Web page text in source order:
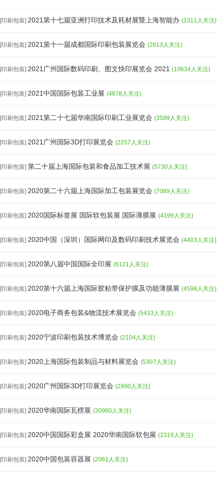
[印刷包装] 2021第十七届亚洲打印技术及耗材展暨上海智能办 (1311人关注)
[印刷包装] 2021第十一届成都国际印刷包装展览会 (2613人关注)
[印刷包装] 2021广州国际数码印刷、图文快印展览会 2021 (10634人关注)
[印刷包装] 2021中国国际包装工业展 (4878人关注)
[印刷包装] 2021第二十七届华南国际印刷工业展览会 (3599人关注)
[印刷包装] 2021广州国际3D打印展览会 (2257人关注)
[印刷包装] 第二十届上海国际包装和食品加工技术展 (5730人关注)
[印刷包装] 2020第二十六届上海国际加工包装展览会 (7089人关注)
[印刷包装] 2020国际标签展 国际软包装展 国际薄膜展 (4199人关注)
[印刷包装] 2020中国（深圳）国际网印及数码印刷技术展览会 (4403人关注)
[印刷包装] 2020第八届中国国际全印展 (6121人关注)
[印刷包装] 2020第十六届上海国际胶粘带保护膜及功能薄膜展 (4598人关注)
[印刷包装] 2020电子商务包装&物流技术展览会 (5433人关注)
[印刷包装] 2020宁波印刷包装技术博览会 (2104人关注)
[印刷包装] 2020上海国际包装制品与材料展览会 (5307人关注)
[印刷包装] 2020广州国际3D打印展览会 (2990人关注)
[印刷包装] 2020华南国际瓦楞展 (30960人关注)
[印刷包装] 2020中国国际彩盒展 2020华南国际软包展 (2319人关注)
[印刷包装] 2020中国包装容器展 (2061人关注)